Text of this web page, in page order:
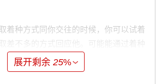
着种方式同你交往的时候，你可以试着
间的情感交流.
展开剩余25%